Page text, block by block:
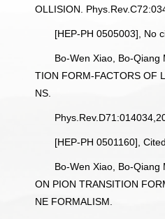
OLLISION.
[HEP-PH 0505003], No
Bo-Wen Xiao, Bo-Qiang
TION FORM-FACTORS OF
NS.
[HEP-PH 0501160],
Bo-Wen Xiao, Bo-Qiang
ON PION TRANSITION
NE FORMALISM.